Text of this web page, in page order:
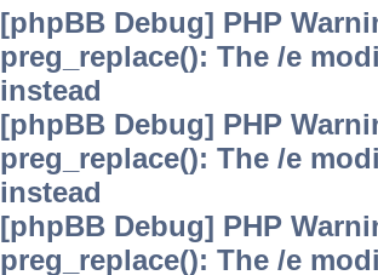
[phpBB Debug] PHP
preg_replace(): The /e
instead
[phpBB Debug] PHP
preg_replace(): The /e
instead
[phpBB Debug] PHP
preg_replace(): The /e